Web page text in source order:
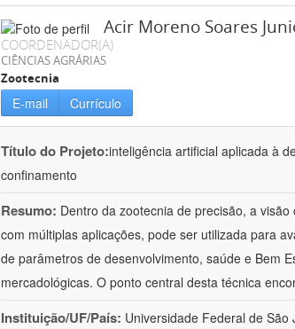
Acir Moreno Soares
COORDENADOR(A)
CIÊNCIAS AGRÁRIAS
Zootecnia
E-mail Currículo
Título do Projeto:inteligência artificial aplicada à
confinamento
Resumo: Dentro da zootecnia de precisão, a
com múltiplas aplicações, pode ser utilizada para
de parâmetros de desenvolvimento, saúde e Bem
mercadológicas. O ponto central desta técnica
Instituição/UF/País: Universidade Federal de São